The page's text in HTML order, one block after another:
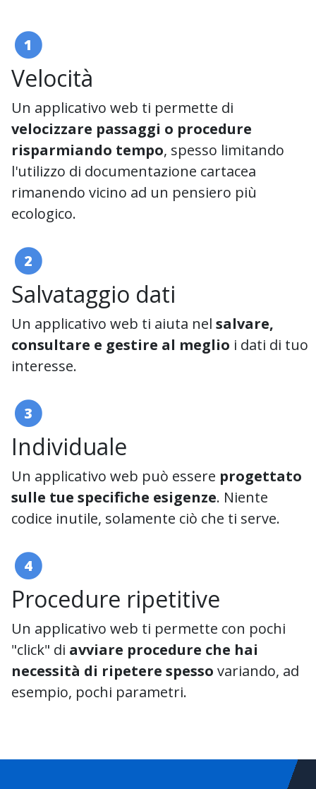
1
Velocità
Un applicativo web ti permette di
velocizzare passaggi o procedure
risparmiando tempo, spesso limitando
l'utilizzo di documentazione cartacea
rimanendo vicino ad un pensiero più
ecologico.
2
Salvataggio dati
Un applicativo web ti aiuta nel salvare,
consultare e gestire al meglio i dati di tuo
interesse.
3
Individuale
Un applicativo web può essere progettato
sulle tue specifiche esigenze. Niente
codice inutile, solamente ciò che ti serve.
4
Procedure ripetitive
Un applicativo web ti permette con pochi
"click" di avviare procedure che hai
necessità di ripetere spesso variando, ad
esempio, pochi parametri.